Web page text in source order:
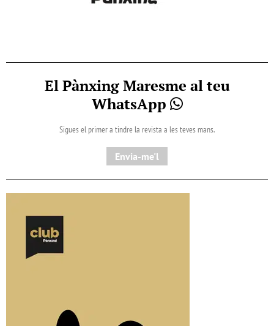
El Pànxing Maresme al teu
WhatsApp
Sigues el primer a tindre la revista a les teves mans.
Envia-me'l